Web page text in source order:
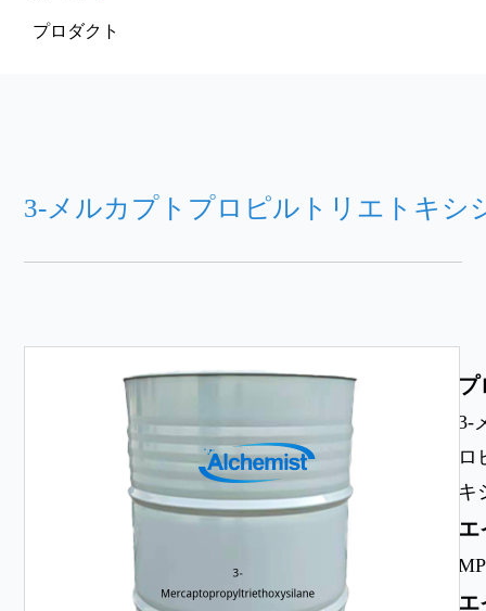
プロダクト
3-メルカプトプロピルトリエトキシ
プ
3-
ロ
キ
エ
エ